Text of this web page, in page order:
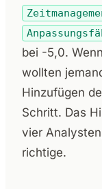
bei -5,0.
wollten
Hinzufügen
Schritt. Das
vier
richtige.